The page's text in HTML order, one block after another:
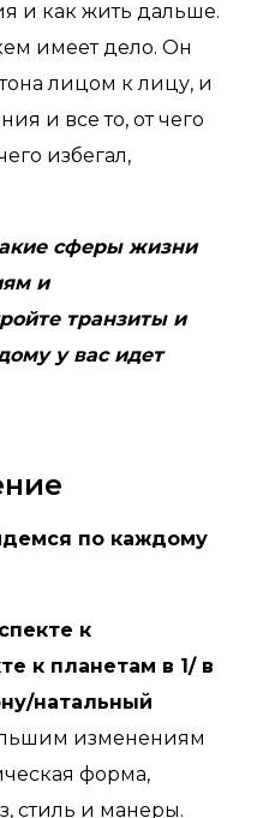
и как жить дальше.
имеет дело. Он
лицом к лицу, и
и все то, от чего
избегал,
сферы жизни
и
транзиты и
у вас идет
по каждому
к
к планетам в 1/ в
натальный
изменениям
форма,
стиль и манеры.